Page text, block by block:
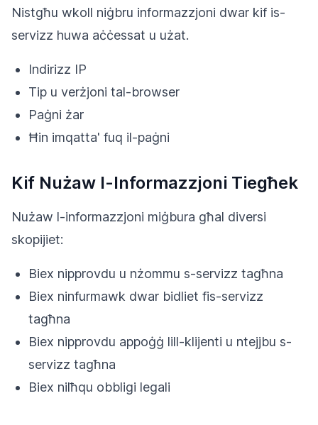
Nistgħu wkoll niġbru informazzjoni dwar kif is-
servizz huwa aċċessat u użat.
Indirizz IP
Tip u verżjoni tal-browser
Paġni żar
Ħin imqatta' fuq il-paġni
Kif Nużaw l-Informazzjoni Tiegħek
Nużaw l-informazzjoni miġbura għal diversi
skopijiet:
Biex nipprovdu u nżommu s-servizz tagħna
Biex ninfurmawk dwar bidliet fis-servizz
tagħna
Biex nipprovdu appoġġ lill-klijenti u ntejjbu s-
servizz tagħna
Biex nilħqu obbligi legali